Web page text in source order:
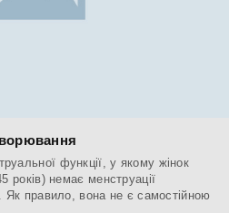
функції, у якому жінок
років) немає менструації
Як правило, вона не є самостійною